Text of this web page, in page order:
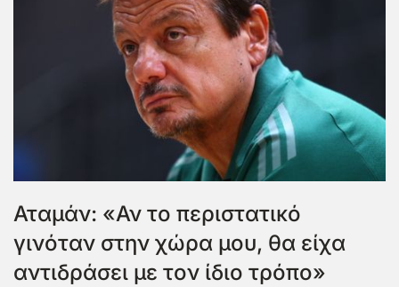
Αταμάν: «Αν το περιστατικό
γινόταν στην χώρα μου, θα είχα
αντιδράσει με τον ίδιο τρόπο»